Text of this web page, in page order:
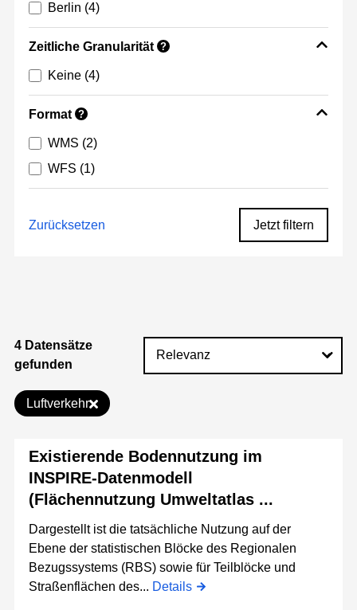
Berlin (4)
Zeitliche Granularität ?
Keine (4)
Format ?
WMS (2)
WFS (1)
Zurücksetzen Jetzt filtern
4 Datensätze
gefunden
Luftverkehr
Existierende Bodennutzung im
INSPIRE-Datenmodell
(Flächennutzung Umweltatlas ...
Dargestellt ist die tatsächliche Nutzung auf der
Ebene der statistischen Blöcke des Regionalen
Bezugssystems (RBS) sowie für Teilblöcke und
Straßenflächen des... Details